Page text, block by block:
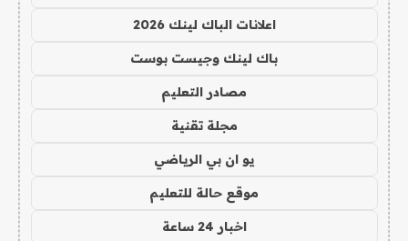
اعلانات الباك لينك 2026
باك لينك وجيست بوست
مصادر التعليم
مجلة تقنية
يو ان بي الرياضي
موقع حالة للتعليم
اخبار 24 ساعة